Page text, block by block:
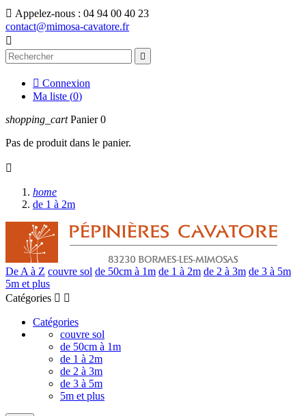
 Appelez-nous : 04 94 00 40 23
contact@mimosa-cavatore.fr


 Connexion
Ma liste (0)
shopping_cart Panier 0
Pas de produit dans le panier.

home
de 1 à 2m
De A à Z couvre sol de 50cm à 1m de 1 à 2m de 2 à 3m de 3 à 5m
5m et plus
Catégories  
Catégories
couvre sol
de 50cm à 1m
de 1 à 2m
de 2 à 3m
de 3 à 5m
5m et plus